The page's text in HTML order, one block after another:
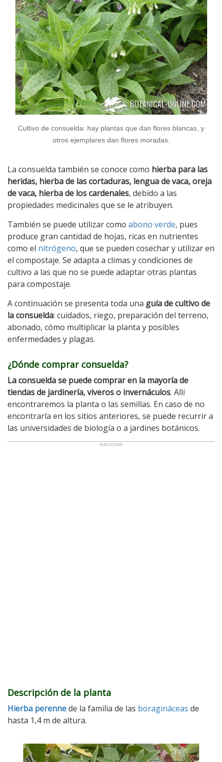
Cultivo de consuelda: hay plantas que dan flores blancas, y
otros ejemplares dan flores moradas.
La consuelda también se conoce como hierba para las
heridas, hierba de las cortaduras, lengua de vaca, oreja
de vaca, hierba de los cardenales, debido a las
propiedades medicinales que se le atribuyen.
También se puede utilizar como abono verde, pues
produce gran cantidad de hojas, ricas en nutrientes
como el nitrógeno, que se pueden cosechar y utilizar en
el compostaje. Se adapta a climas y condiciones de
cultivo a las que no se puede adaptar otras plantas
para compostaje.
A continuación se presenta toda una guía de cultivo de
la consuelda: cuidados, riego, preparación del terreno,
abonado, cómo multiplicar la planta y posibles
enfermedades y plagas.
¿Dónde comprar consuelda?
La consuelda se puede comprar en la mayoría de
tiendas de jardinería, viveros o invernáculos. Allí
encontraremos la planta o las semillas. En caso de no
encontrarla en los sitios anteriores, se puede recurrir a
las universidades de biología o a jardines botánicos.
Descripción de la planta
Hierba perennede la familia de las boragináceas de
hasta 1,4 m de altura.